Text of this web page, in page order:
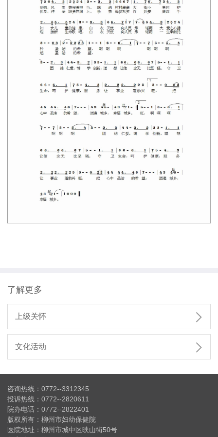
了解更多
上级关怀 
文化活动 
咨询热线：0772--3312345
投诉热线：0772--2820611
院办电话：0772--2822401
版权所有：柳州市妇幼保健院
医院地址：柳州市城中区映山街50号